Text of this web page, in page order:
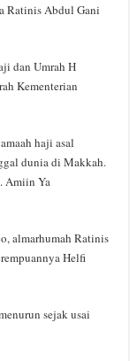
Ratinis Abdul Gani
dan Umrah H
Kementerian
haji asal
dunia di Makkah.
Amiin Ya
almarhumah Ratinis
Helfi
sejak usai